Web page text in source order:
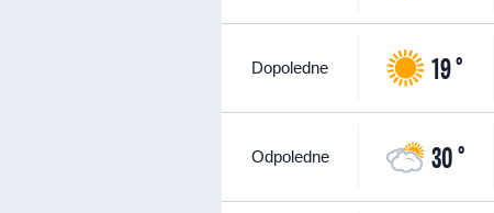
Dopoledne 19 °
Odpoledne 30 °